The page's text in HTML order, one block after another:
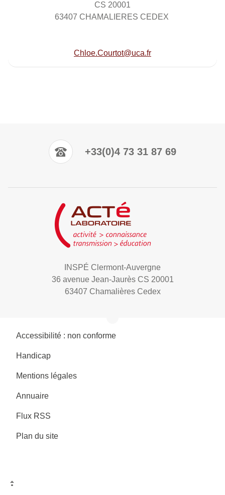
CS 20001
63407 CHAMALIERES CEDEX
Chloe.Courtot@uca.fr
+33(0)4 73 31 87 69
INSPÉ Clermont-Auvergne
36 avenue Jean-Jaurès CS 20001
63407 Chamalières Cedex
Accessibilité : non conforme
Handicap
Mentions légales
Annuaire
Flux RSS
Plan du site